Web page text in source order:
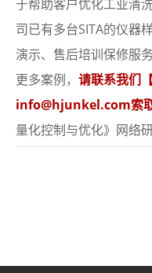
于帮助客户优化工业清
司已有多台SITA的仪器
演示、售后培训保修服
更多案例， 请联系我们
info@hjunkel.com索
量化控制与优化》网络